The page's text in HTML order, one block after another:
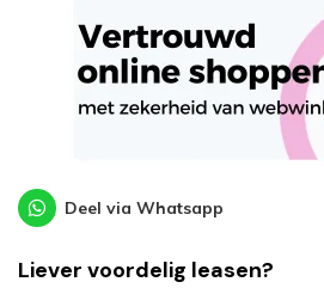
Deel via Whatsapp
Liever voordelig leasen?